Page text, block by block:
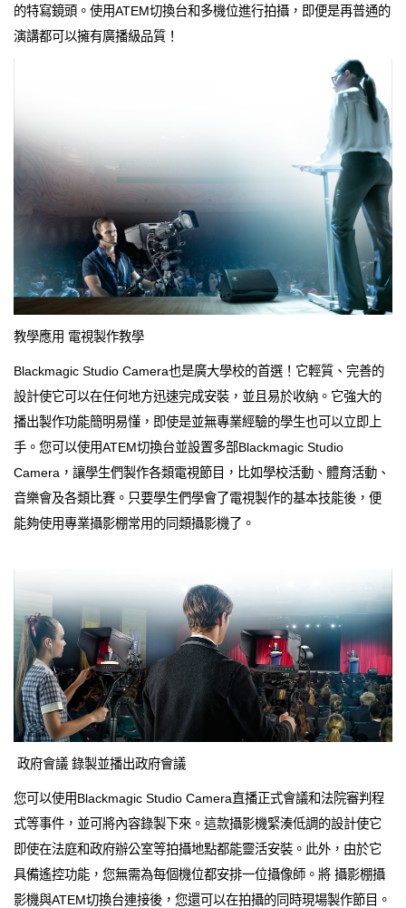
的特寫鏡頭。使用ATEM切換台和多機位進行拍攝，即便是再普通的
演講都可以擁有廣播級品質！
教學應用 電視製作教學
Blackmagic Studio Camera也是廣大學校的首選！它輕質、完善的
設計使它可以在任何地方迅速完成安裝，並且易於收納。它強大的
播出製作功能簡明易懂，即使是並無專業經驗的學生也可以立即上
手。您可以使用ATEM切換台並設置多部Blackmagic Studio
Camera，讓學生們製作各類電視節目，比如學校活動、體育活動、
音樂會及各類比賽。只要學生們學會了電視製作的基本技能後，便
能夠使用專業攝影棚常用的同類攝影機了。
政府會議 錄製並播出政府會議
您可以使用Blackmagic Studio Camera直播正式會議和法院審判程
式等事件，並可將內容錄製下來。這款攝影機緊湊低調的設計使它
即使在法庭和政府辦公室等拍攝地點都能靈活安裝。此外，由於它
具備遙控功能，您無需為每個機位都安排一位攝像師。將 攝影棚攝
影機與ATEM切換台連接後，您還可以在拍攝的同時現場製作節目。